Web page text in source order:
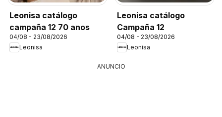
Leonisa catálogo
campaña 12 70 anos
04/08 - 23/08/2026
Leonisa
Leonisa catálogo
Campaña 12
04/08 - 23/08/2026
Leonisa
ANUNCIO